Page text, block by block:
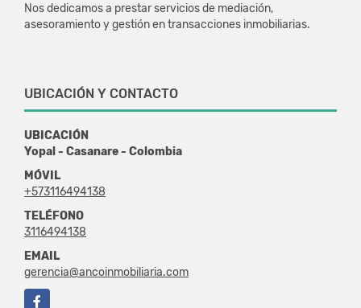
Nos dedicamos a prestar servicios de mediación,
asesoramiento y gestión en transacciones inmobiliarias.
UBICACIÓN Y CONTACTO
UBICACIÓN
Yopal - Casanare - Colombia
MÓVIL
+573116494138
TELÉFONO
3116494138
EMAIL
gerencia@ancoinmobiliaria.com
Facebook